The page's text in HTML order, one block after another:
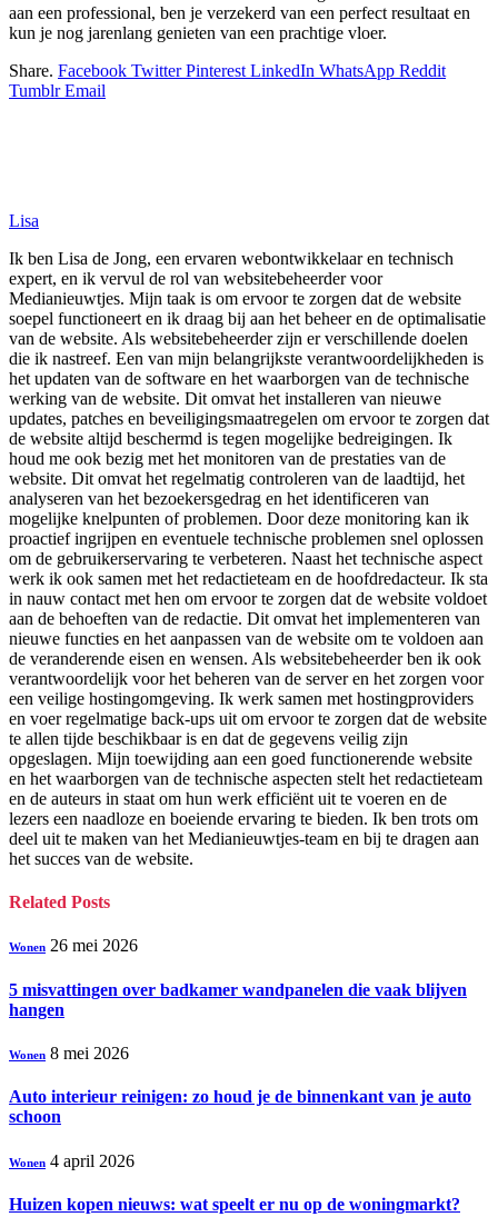
aan een professional, ben je verzekerd van een perfect resultaat en
kun je nog jarenlang genieten van een prachtige vloer.
Share. Facebook Twitter Pinterest LinkedIn WhatsApp Reddit
Tumblr Email
Lisa
Ik ben Lisa de Jong, een ervaren webontwikkelaar en technisch
expert, en ik vervul de rol van websitebeheerder voor
Medianieuwtjes. Mijn taak is om ervoor te zorgen dat de website
soepel functioneert en ik draag bij aan het beheer en de optimalisatie
van de website. Als websitebeheerder zijn er verschillende doelen
die ik nastreef. Een van mijn belangrijkste verantwoordelijkheden is
het updaten van de software en het waarborgen van de technische
werking van de website. Dit omvat het installeren van nieuwe
updates, patches en beveiligingsmaatregelen om ervoor te zorgen dat
de website altijd beschermd is tegen mogelijke bedreigingen. Ik
houd me ook bezig met het monitoren van de prestaties van de
website. Dit omvat het regelmatig controleren van de laadtijd, het
analyseren van het bezoekersgedrag en het identificeren van
mogelijke knelpunten of problemen. Door deze monitoring kan ik
proactief ingrijpen en eventuele technische problemen snel oplossen
om de gebruikerservaring te verbeteren. Naast het technische aspect
werk ik ook samen met het redactieteam en de hoofdredacteur. Ik sta
in nauw contact met hen om ervoor te zorgen dat de website voldoet
aan de behoeften van de redactie. Dit omvat het implementeren van
nieuwe functies en het aanpassen van de website om te voldoen aan
de veranderende eisen en wensen. Als websitebeheerder ben ik ook
verantwoordelijk voor het beheren van de server en het zorgen voor
een veilige hostingomgeving. Ik werk samen met hostingproviders
en voer regelmatige back-ups uit om ervoor te zorgen dat de website
te allen tijde beschikbaar is en dat de gegevens veilig zijn
opgeslagen. Mijn toewijding aan een goed functionerende website
en het waarborgen van de technische aspecten stelt het redactieteam
en de auteurs in staat om hun werk efficiënt uit te voeren en de
lezers een naadloze en boeiende ervaring te bieden. Ik ben trots om
deel uit te maken van het Medianieuwtjes-team en bij te dragen aan
het succes van de website.
Related Posts
Wonen 26 mei 2026
5 misvattingen over badkamer wandpanelen die vaak blijven
hangen
Wonen 8 mei 2026
Auto interieur reinigen: zo houd je de binnenkant van je auto
schoon
Wonen 4 april 2026
Huizen kopen nieuws: wat speelt er nu op de woningmarkt?